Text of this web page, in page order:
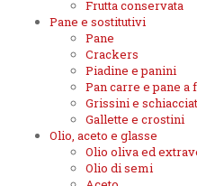
Frutta conservata
Pane e sostitutivi
Pane
Crackers
Piadine e panini
Pan carre e pane a
Grissini e
Gallette e crostini
Olio, aceto e glasse
Olio oliva ed
Olio di semi